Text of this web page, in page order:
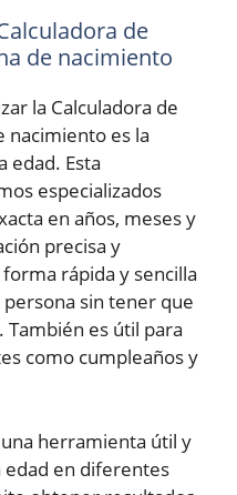
de
de nacimiento
la Calculadora de
nacimiento es la
edad. Esta
especializados
en años, meses y
precisa y
rápida y sencilla
sin tener que
También es útil para
como cumpleaños y
una herramienta útil y
en diferentes